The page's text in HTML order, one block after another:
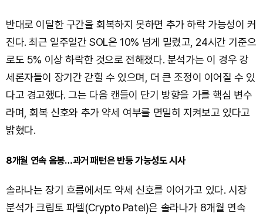
반대로 이탈한 구간을 회복하지 못하면 추가 하락 가능성이 커
진다. 최근 일주일간 SOL은 10% 넘게 밀렸고, 24시간 기준으
로도 5% 이상 하락한 것으로 전해졌다. 분석가는 이 경우 강
세론자들이 장기간 갇힐 수 있으며, 더 큰 조정이 이어질 수 있
다고 경고했다. 그는 다음 캔들이 단기 방향을 가를 핵심 변수
라며, 회복 신호와 추가 약세 여부를 면밀히 지켜보고 있다고
밝혔다.
8개월 연속 음봉…과거 패턴은 반등 가능성도 시사
솔라나는 장기 흐름에서도 약세 신호를 이어가고 있다. 시장
분석가 크립토 파텔(Crypto Patel)은 솔라나가 8개월 연속